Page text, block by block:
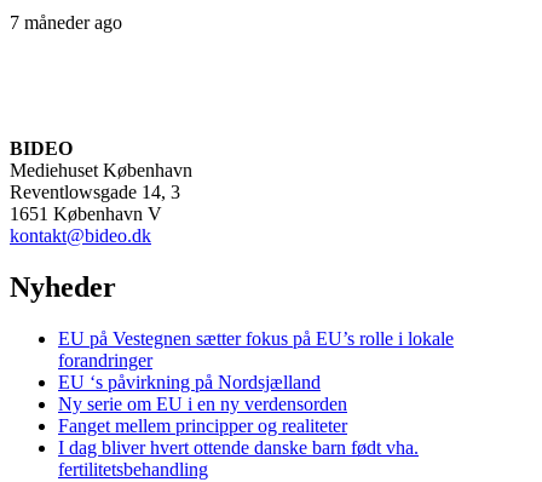
7 måneder ago
BIDEO
Mediehuset København
Reventlowsgade 14, 3
1651 København V
kontakt@bideo.dk
Nyheder
EU på Vestegnen sætter fokus på EU’s rolle i lokale
forandringer
EU ‘s påvirkning på Nordsjælland
Ny serie om EU i en ny verdensorden
Fanget mellem principper og realiteter
I dag bliver hvert ottende danske barn født vha.
fertilitetsbehandling